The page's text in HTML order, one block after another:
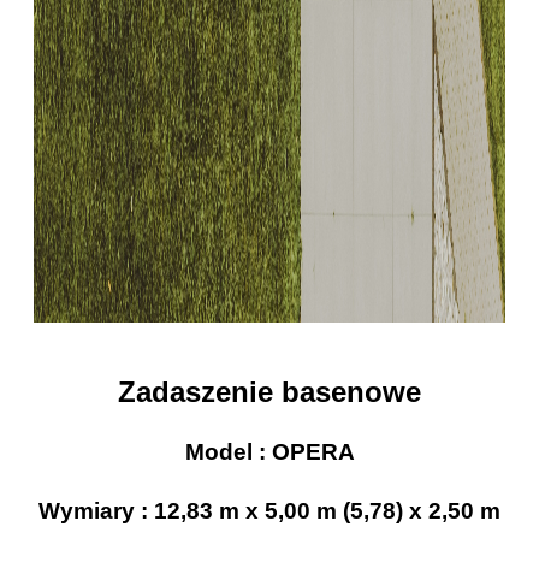
Zadaszenie basenowe
Model : OPERA
Wymiary : 12,83 m x 5,00 m (5,78) x 2,50 m